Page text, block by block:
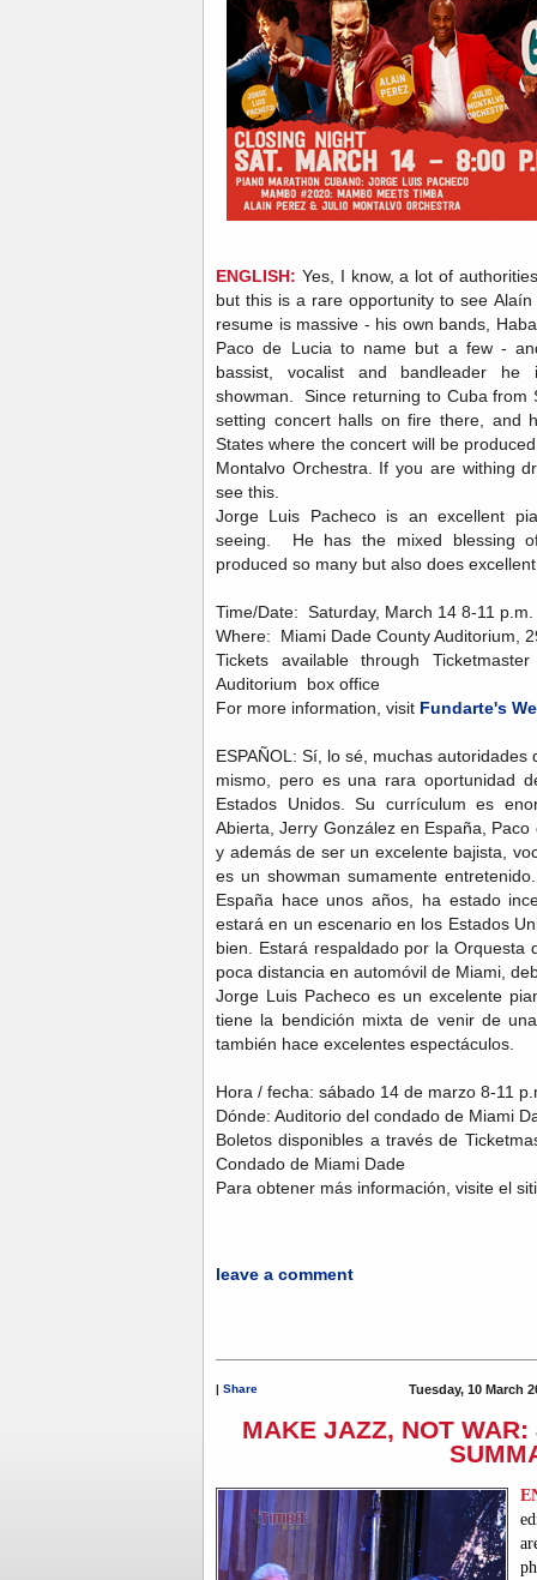
ENGLISH: Yes, I know, a lot of
but this is a rare opportunity to see
resume is massive - his own bands,
Paco de Lucia to name but a few -
bassist, vocalist and bandleader
showman. Since returning to Cuba from
setting concert halls on fire there, and
States where the concert will be
Montalvo Orchestra. If you are withing
see this.
Jorge Luis Pacheco is an excellent
seeing. He has the mixed blessing
produced so many but also does
Time/Date: Saturday, March 14 8-11
Where: Miami Dade County Auditorium,
Tickets available through
Auditorium box office
For more information, visit Fundarte's
ESPAÑOL: Sí, lo sé, muchas
mismo, pero es una rara oportunidad
Estados Unidos. Su currículum es
Abierta, Jerry González en España,
y además de ser un excelente bajista,
es un showman sumamente
España hace unos años, ha estado
estará en un escenario en los Estados
bien. Estará respaldado por la Orquesta
poca distancia en automóvil de Miami,
Jorge Luis Pacheco es un excelente
tiene la bendición mixta de venir de
también hace excelentes espectáculos.
Hora / fecha: sábado 14 de marzo 8-11
Dónde: Auditorio del condado de Miami
Boletos disponibles a través de
Condado de Miami Dade
Para obtener más información, visite el
leave a comment
| Share Tuesday, 10 March
MAKE JAZZ, NOT